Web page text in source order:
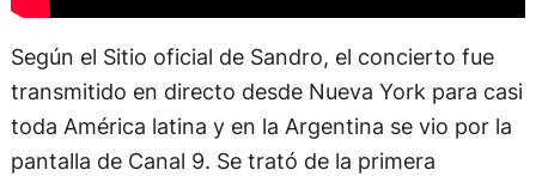
Según el Sitio oficial de Sandro, el concierto fue
transmitido en directo desde Nueva York para casi
toda América latina y en la Argentina se vio por la
pantalla de Canal 9. Se trató de la primera